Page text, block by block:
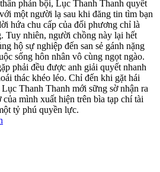
phản bội, Lục Thanh Thanh quyết
một người lạ sau khi đăng tin tìm bạn
hứa chu cấp của đối phương chỉ là
Tuy nhiên, người chồng này lại hết
hộ sự nghiệp đến san sẻ gánh nặng
sống hôn nhân vô cùng ngọt ngào.
phải đều được anh giải quyết nhanh
thác khéo léo. Chỉ đến khi gặt hái
Thanh Thanh mới sững sờ nhận ra
mình xuất hiện trên bìa tạp chí tài
tỷ phú quyền lực.